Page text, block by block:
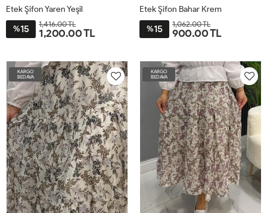
38 40 42 44
Etek Şifon Yaren Yeşil
%15 1,416.00 TL
1,200.00 TL
Etek Şifon Bahar Krem
%15 1,062.00 TL
900.00 TL
KARGO
BEDAVA
KARGO
BEDAVA